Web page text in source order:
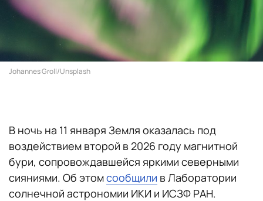
Johannes Groll/Unsplash
В ночь на 11 января Земля оказалась под
воздействием второй в 2026 году магнитной
бури, сопровождавшейся яркими северными
сияниями. Об этомсообщили в Лаборатории
солнечной астрономии ИКИ и ИСЗФ РАН.